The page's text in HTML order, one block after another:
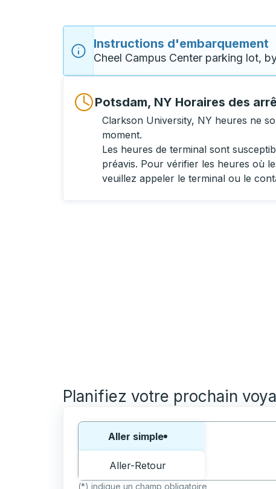
Instructions d'embarquement
Cheel Campus Center parking lot,
Potsdam, NY Horaires des
Clarkson University, NY heures ne
moment.
Les heures de terminal sont
préavis. Pour vérifier les heures où
veuillez appeler le terminal ou le
Planifiez votre prochain
Choisissez un sens ou un aller-retour:
Aller simple
Aller-Retour
(*) indique un champ obligatoire